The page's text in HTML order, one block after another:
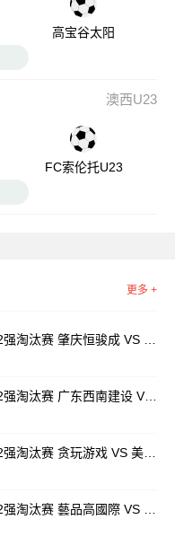
高宝谷太阳
澳西U23
FC索伦托U23
更多 +
08月04日 佛山西甲足球联赛32强淘汰赛 广东西南建设 VS 香港圣徒 全场录像